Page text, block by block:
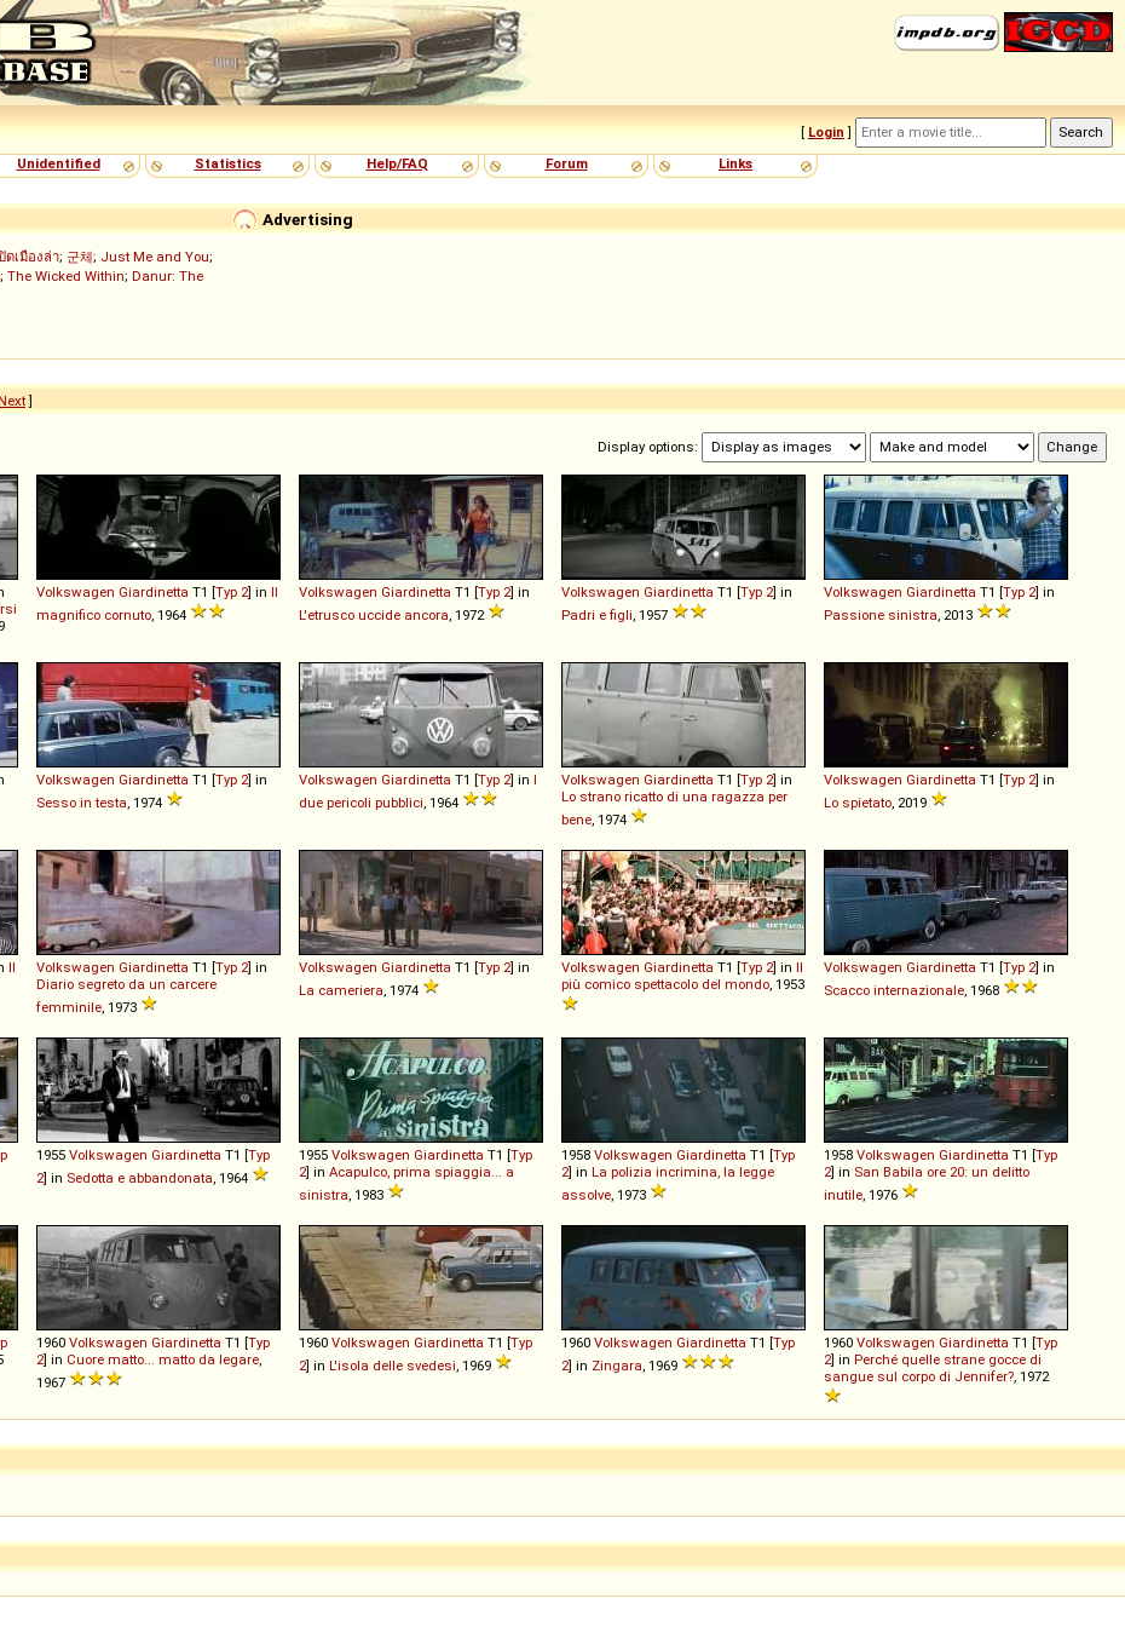
[ Login ]
Unidentified Statistics Help/FAQ Forum Links
Advertising
ดเมืองล่า; 군체; Just Me and You;
; The Wicked Within; Danur: The
Next]
Display options:
Volkswagen Giardinetta T1 [Typ 2] in Il
magnifico cornuto , 1964
Volkswagen Giardinetta T1 [Typ 2] in
L'etrusco uccide ancora , 1972
Volkswagen Giardinetta T1 [Typ 2] in
Padri e figli , 1957
Volkswagen Giardinetta T1 [Typ 2] in
Passione sinistra , 2013
Volkswagen Giardinetta T1 [Typ 2] in
Sesso in testa , 1974
Volkswagen Giardinetta T1 [Typ 2] in I
due pericoli pubblici , 1964
Volkswagen Giardinetta T1 [Typ 2] in
Lo strano ricatto di una ragazza per
bene , 1974
Volkswagen Giardinetta T1 [Typ 2] in
Lo spietato , 2019
Il
Volkswagen Giardinetta T1 [Typ 2] in
Diario segreto da un carcere
femminile , 1973
Volkswagen Giardinetta T1 [Typ 2] in
La cameriera , 1974
Volkswagen Giardinetta T1 [Typ 2] in Il
più comico spettacolo del mondo , 1953
Volkswagen Giardinetta T1 [Typ 2] in
Scacco internazionale , 1968
1955 Volkswagen Giardinetta T1 [Typ
2] in Sedotta e abbandonata , 1964
1955 Volkswagen Giardinetta T1 [Typ
2] in Acapulco, prima spiaggia... a
sinistra , 1983
1958 Volkswagen Giardinetta T1 [Typ
2] in La polizia incrimina, la legge
assolve , 1973
1958 Volkswagen Giardinetta T1 [Typ
2] in San Babila ore 20: un delitto
inutile , 1976
1960 Volkswagen Giardinetta T1 [Typ
2] in Cuore matto... matto da legare
1967
1960 Volkswagen Giardinetta T1 [Typ
2] in L'isola delle svedesi , 1969
1960 Volkswagen Giardinetta T1 [Typ
2] in Zingara , 1969
1960 Volkswagen Giardinetta T1 [Typ
2] in Perché quelle strane gocce di
sangue sul corpo di Jennifer? , 1972